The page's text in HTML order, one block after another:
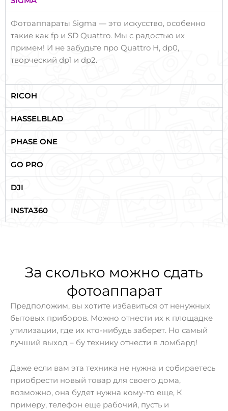
Фотоаппараты Sigma — это искусство, особенно
такие как fp и SD Quattro. Мы с радостью их
примем! И не забудьте про Quattro H, dp0,
творческий dp1 и dp2.
RICOH
HASSELBLAD
PHASE ONE
GO PRO
DJI
INSTA360
За сколько можно сдать
фотоаппарат
Предположим, вы хотите избавиться от ненужных
бытовых приборов. Можно отнести их к площадке
утилизации, где их кто-нибудь заберет. Но самый
лучший выход – бу технику отнести в ломбард!
Даже если вам эта техника не нужна и собираетесь
приобрести новый товар для своего дома,
возможно, она будет нужна кому-то еще, К
примеру, телефон еще рабочий, пусть и